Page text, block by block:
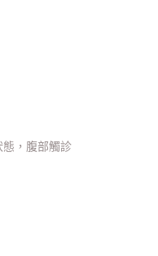
，腹部觸診